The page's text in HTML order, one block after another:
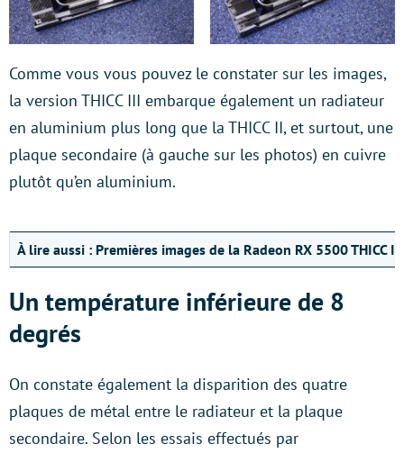
Comme vous vous pouvez le constater sur les images,
la version THICC III embarque également un radiateur
en aluminium plus long que la THICC II, et surtout, une
plaque secondaire (à gauche sur les photos) en cuivre
plutôt qu’en aluminium.
À lire aussi : Premières images de la Radeon RX 5500 THICC II
Un température inférieure de 8
degrés
On constate également la disparition des quatre
plaques de métal entre le radiateur et la plaque
secondaire. Selon les essais effectués par